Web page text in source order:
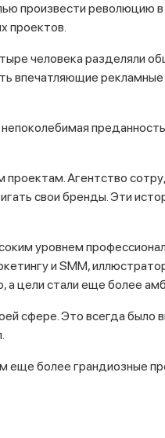
произвести революцию
проектов.
человека разделяли
впечатляющие
Агентство
свои бренды. Эти
уровнем
и SMM,
а цели стали еще более
сфере. Это всегда было
более грандиозные